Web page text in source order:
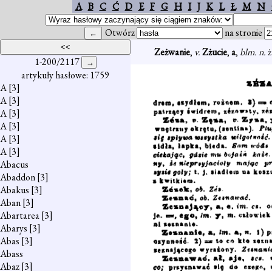
A B C Ć D E F G H I J K L Ł M N
Otwórz na stronie
1-200/2117
artykuły hasłowe: 1759
A[3]
A[3]
A[3]
A[3]
A[3]
A[3]
Abacus
Abaddon[3]
Abakus [3]
Aban[3]
Abartarea[3]
Abarys [3]
Abas [3]
Abass
Abaz[3]
Zeżwanie, v.Zżucie,a, blm. n.